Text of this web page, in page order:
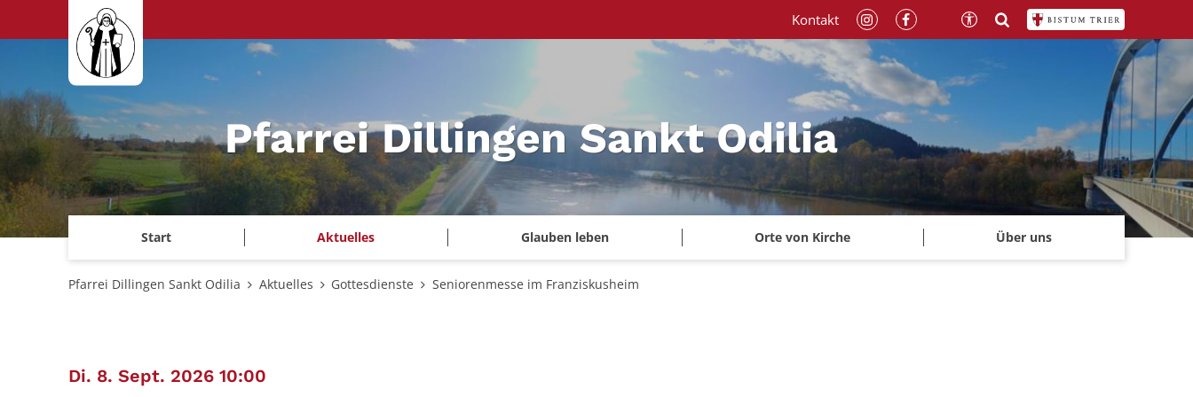
Zum Inhalt springen
Pfarrei Dillingen Sankt Odilia
Start Aktuelles Glauben leben Orte von Kirche Über uns
Kontakt
Pfarrei Dillingen Sankt Odilia Aktuelles Gottesdienste Seniorenmesse im Franziskusheim
Di. 8. Sept. 2026 10:00